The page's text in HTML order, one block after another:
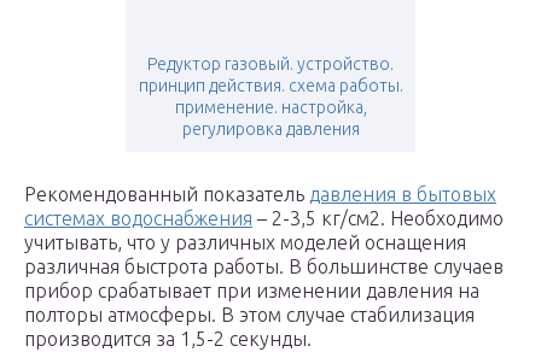
Редуктор газовый. устройство.
принцип действия. схема работы.
применение. настройка,
регулировка давления
Рекомендованный показатель давления в бытовых
системах водоснабжения – 2-3,5 кг/см2. Необходимо
учитывать, что у различных моделей оснащения
различная быстрота работы. В большинстве случаев
прибор срабатывает при изменении давления на
полторы атмосферы. В этом случае стабилизация
производится за 1,5-2 секунды.